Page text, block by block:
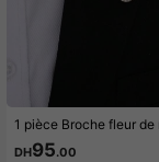
DH95.00